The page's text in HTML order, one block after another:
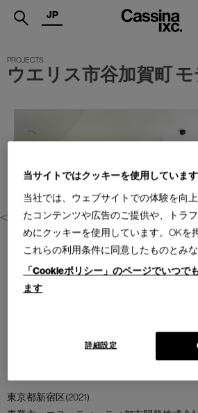
.
PRODUCTS
SERVICES
PROJECTS
MAGAZINE
SUPPORT
SHOPS
CATALOGUES
PROFESSIONAL
JP
ウエリス市谷加賀町
東京都新宿区(2021)
当サイトではクッキーを使用しています
当社では、ウェブサイトでの体験を向
たコンテンツや広告のご提供や、トラ
めにクッキーを使用しています。OKを
これらの利用条件に同意したものとみな
「Cookieポリシー」のページでいつで
ます
詳細設定